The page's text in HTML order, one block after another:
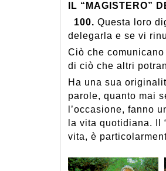
IL “MAGISTERO”
100. Questa loro
delegarla e se vi
Ciò che
di ciò che altri
Ha una sua
parole, quanto mai
l’occasione, fanno
la vita quotidiana. Il
vita, è